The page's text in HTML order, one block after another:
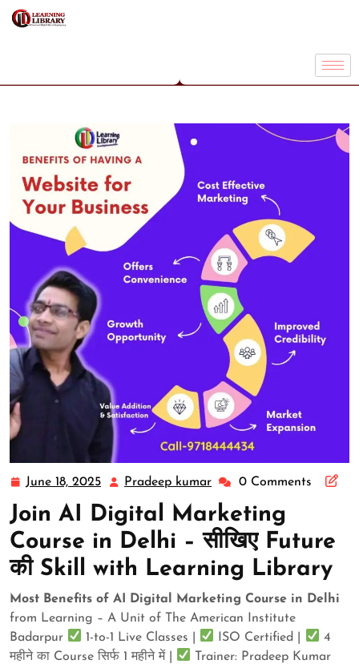
June 18, 2025 Pradeep kumar 0 Comments
Join AI Digital Marketing
Course in Delhi – सीखिए Future
की Skill with Learning Library
Most Benefits of AI Digital Marketing Course in Delhi
from Learning – A Unit of The American Institute
Badarpur
1-to-1 Live Classes | ISO Certified |
4
महीने का Course सिर्फ 1 महीने में |
Trainer: Pradeep Kumar